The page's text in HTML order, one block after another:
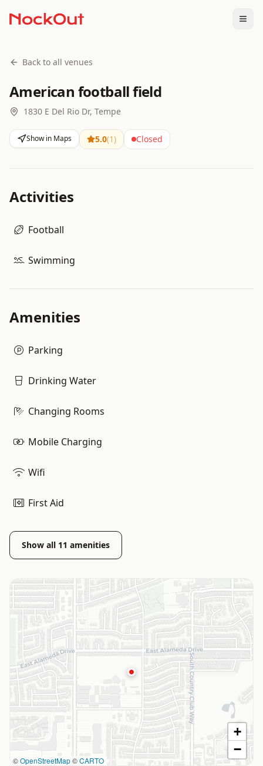
Back to all venues
American football field
1830 E Del Rio Dr, Tempe
Show in Maps 5.0(1) Closed
Activities
Football
Swimming
Amenities
Parking
Drinking Water
Changing Rooms
Mobile Charging
Wifi
First Aid
Show all 11 amenities
©OpenStreetMap©CARTO
+
−